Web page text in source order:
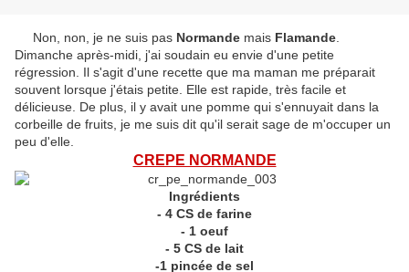
Non, non, je ne suis pas Normande mais Flamande
Dimanche après-midi, j'ai soudain eu envie d'une petite
régression. Il s'agit d'une recette que ma maman me préparait
souvent lorsque j'étais petite. Elle est rapide, très facile et
délicieuse. De plus, il y avait une pomme qui s'ennuyait dans la
corbeille de fruits, je me suis dit qu'il serait sage de m'occuper un
peu d'elle.
CREPE NORMANDE
Ingrédients
- 4 CS de farine
- 1 oeuf
- 5 CS de lait
-1 pincée de sel